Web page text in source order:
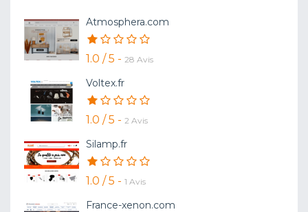
Atmosphera.com
1.0 / 5 - 28 Avis
Voltex.fr
1.0 / 5 - 2 Avis
Silamp.fr
1.0 / 5 - 1 Avis
France-xenon.com